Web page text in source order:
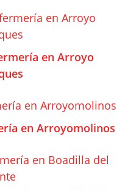
en Arroyo
en Arroyomolinos